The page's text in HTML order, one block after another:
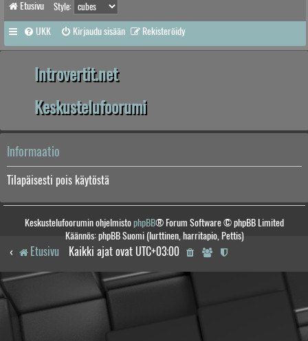
Etusivu Style:
UKK Kirjaudu sisään Rekisteröidy
Introvertit.net
Keskustelufoorumi
Informaatio
Tilapäisesti pois käytöstä
Keskustelufoorumin ohjelmistophpBB® Forum Software © phpBB Limited
Käännös: phpBB Suomi (lurttinen, harritapio, Pettis)
Etusivu Kaikki ajat ovat UTC+03:00